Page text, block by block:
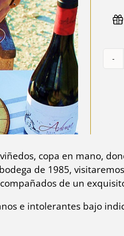
copa en mano,
de 1985,
de un
e intolerantes bajo